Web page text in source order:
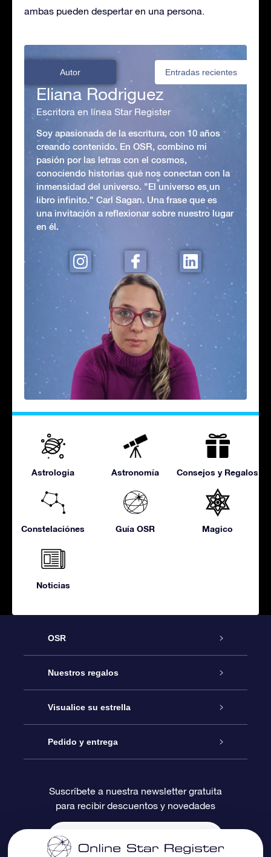
ambas pueden despertar en una persona.
Autor Entradas recientes
Eliana Rodriguez
Escritora en línea Star Register
Soy apasionada de la escritura, con 10 años
creando contenido. En OSR, combino mi
pasión por las letras con el cosmos,
conociendo historias que nos conectan con la
inmensidad del universo. "El universo es un
libro infinito." Carl Sagan. Una frase que es
una invitación a reflexionar sobre nuestro lugar
en él.
Astrologia Astronomía Consejos y Regalos
Constelaciónes Guía OSR Magico
Noticias
OSR
Atención
Contáctanos
Blog
Reseñas
Nuestros regalos
Regalo Estrella Online
Paquete de Regalo OSR
Tarjeta de Regalo OSR
Regalos empresariales
Visualice su estrella
Registro estelar
Página de Estrella Personalizada
Un Millón de Estrellas
Pedido y entrega
Información de Pago
Información de Envío
Suscríbete a nuestra newsletter gratuita
para recibir descuentos y novedades